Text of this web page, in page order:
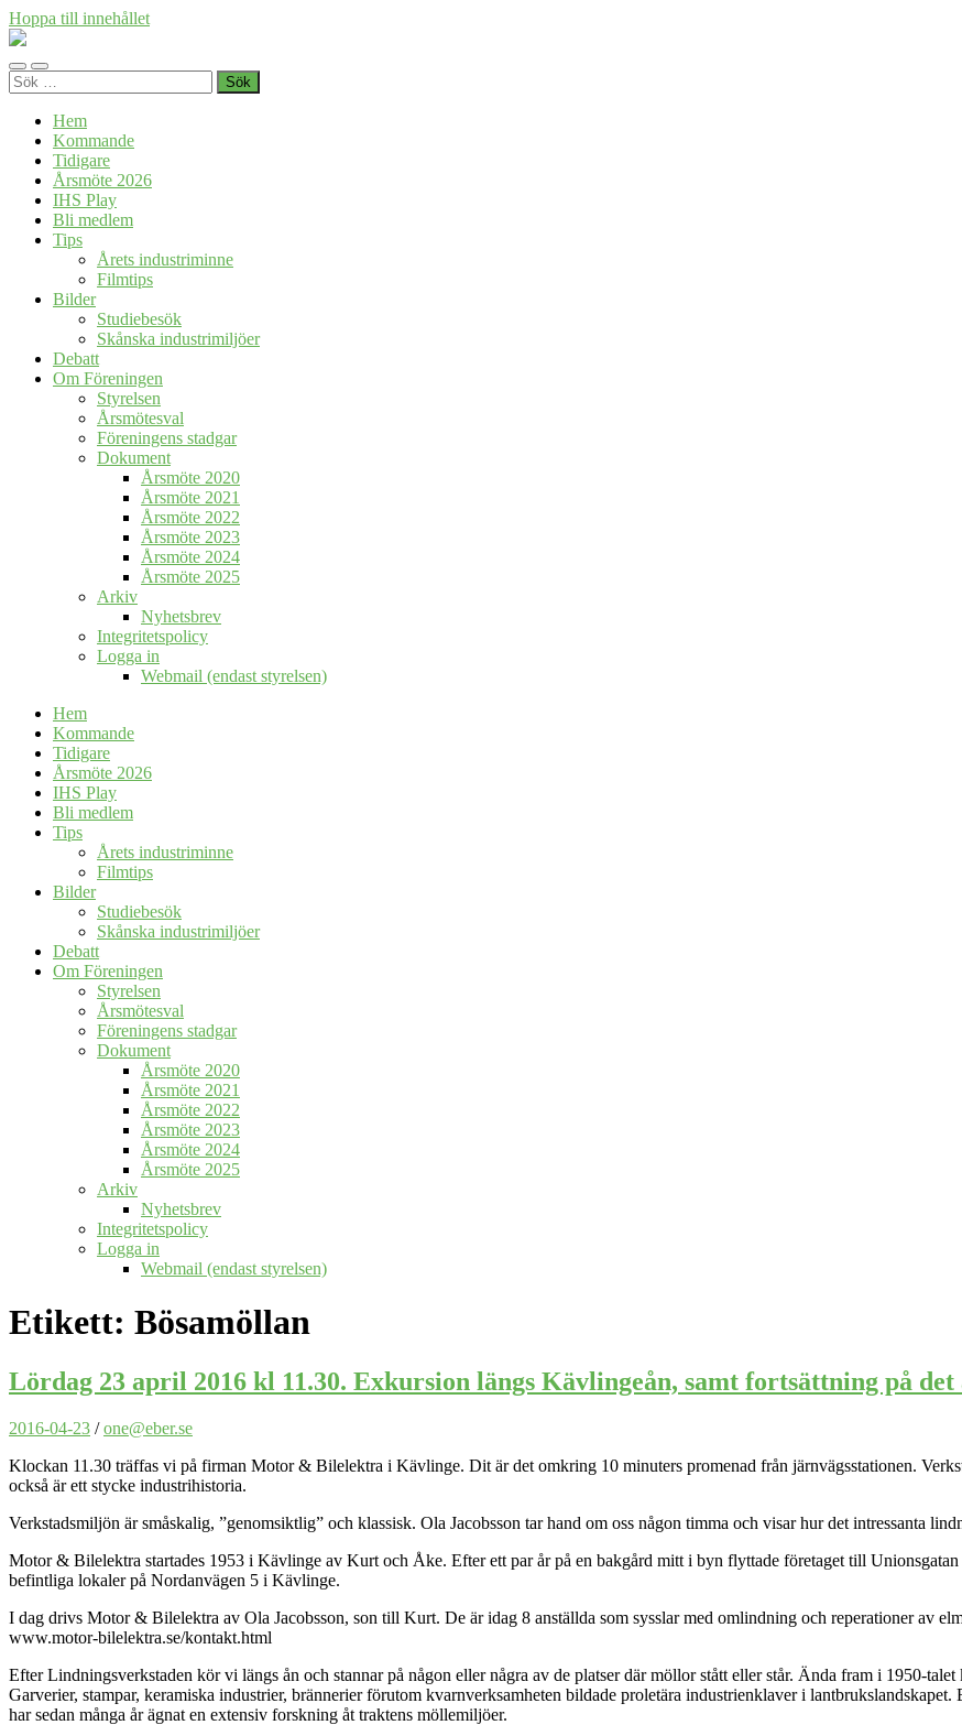
Hoppa till innehållet
Föreningen
i
Skåne
Slå
på/av
Slå
på/av
Sök
efter:
Hem
Kommande
Tidigare
Årsmöte 2026
IHS Play
Bli medlem
Tips
Årets industriminne
Filmtips
Bilder
Studiebesök
Skånska industrimiljöer
Debatt
Om Föreningen
Styrelsen
Årsmötesval
Föreningens stadgar
Dokument
Årsmöte 2020
Årsmöte 2021
Årsmöte 2022
Årsmöte 2023
Årsmöte 2024
Årsmöte 2025
Arkiv
Nyhetsbrev
Integritetspolicy
Logga in
Webmail (endast styrelsen)
Hem
Kommande
Tidigare
Årsmöte 2026
IHS Play
Bli medlem
Tips
Årets industriminne
Filmtips
Bilder
Studiebesök
Skånska industrimiljöer
Debatt
Om Föreningen
Styrelsen
Årsmötesval
Föreningens stadgar
Dokument
Årsmöte 2020
Årsmöte 2021
Årsmöte 2022
Årsmöte 2023
Årsmöte 2024
Årsmöte 2025
Arkiv
Nyhetsbrev
Integritetspolicy
Logga in
Webmail (endast styrelsen)
Etikett: Bösamöllan
Lördag 23 april 2016 kl 11.30. Exkursion längs Kävlingeån, samt fortsättning på
2016-04-23 /one@eber.se
Klockan 11.30 träffas vi på firman Motor & Bilelektra i Kävlinge. Dit är det omkring 10 minuters promenad från järnvägsstationen.
också är ett stycke industrihistoria.
Verkstadsmiljön är småskalig, ”genomsiktlig” och klassisk. Ola Jacobsson tar hand om oss någon timma och visar hur det intressanta
Motor & Bilelektra startades 1953 i Kävlinge av Kurt och Åke. Efter ett par år på en bakgård mitt i byn flyttade företaget till
befintliga lokaler på Nordanvägen 5 i Kävlinge.
I dag drivs Motor & Bilelektra av Ola Jacobsson, son till Kurt. De är idag 8 anställda som sysslar med omlindning och reperationer av
www.motor-bilelektra.se/kontakt.html
Efter Lindningsverkstaden kör vi längs ån och stannar på någon eller några av de platser där möllor stått eller står. Ända fram i 1950-
Garverier, stampar, keramiska industrier, brännerier förutom kvarnverksamheten bildade proletära industrienklaver i
har sedan många år ägnat en extensiv forskning åt traktens möllemiljöer.